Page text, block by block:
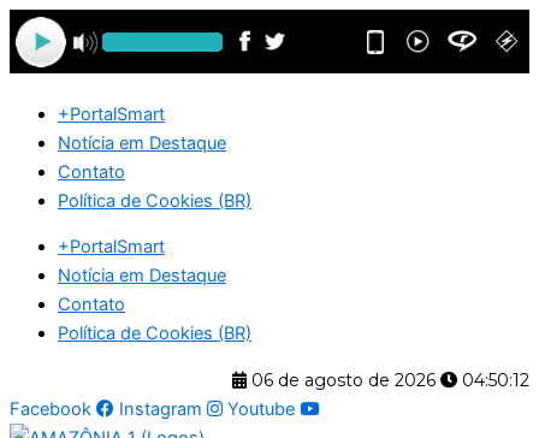
Ir
para
o
+PortalSmart
Notícia em Destaque
Contato
Política de Cookies (BR)
+PortalSmart
Notícia em Destaque
Contato
Política de Cookies (BR)
06 de agosto de 2026
04:50:13
Facebook
Instagram Youtube